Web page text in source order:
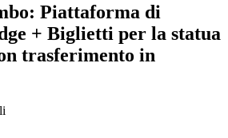
Piattaforma di
+ Biglietti per la statua
trasferimento in